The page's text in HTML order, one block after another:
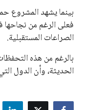
بينما يشهد المشروع
فعلى الرغم من نجاحها
الصراعات المستقبلية.
بالرغم من هذه
الحديثة، وأن الدول